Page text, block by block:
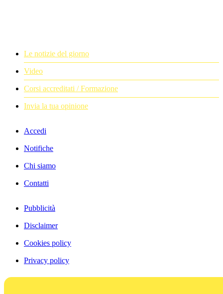
Le notizie del giorno
Video
Corsi accreditati / Formazione
Invia la tua opinione
Accedi
Notifiche
Chi siamo
Contatti
Pubblicità
Disclaimer
Cookies policy
Privacy policy